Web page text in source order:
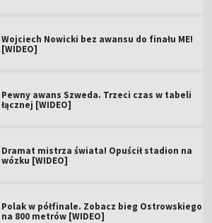
Wojciech Nowicki bez awansu do finału ME!
[WIDEO]
Pewny awans Szweda. Trzeci czas w tabeli
łącznej [WIDEO]
Dramat mistrza świata! Opuścił stadion na
wózku [WIDEO]
Polak w półfinale. Zobacz bieg Ostrowskiego
na 800 metrów [WIDEO]